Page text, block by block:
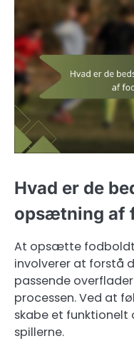
Hvad er de
opsætning af
At opsætte
involverer at forstå
passende
processen. Ved at
skabe et
spillerne.